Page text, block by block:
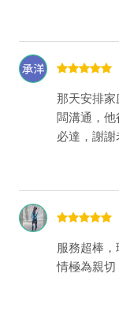
那天安排家
闆溝通，
必達，謝謝
服務超棒
情極為親切